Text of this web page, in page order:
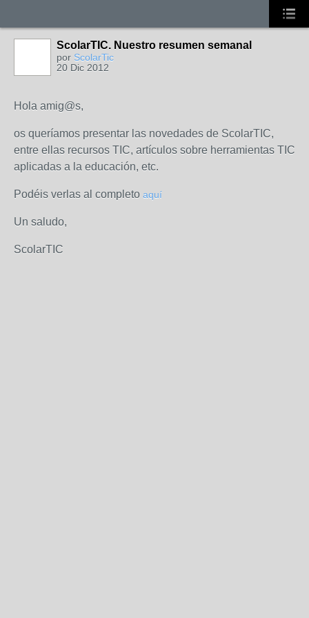
ScolarTIC. Nuestro resumen semanal
por ScolarTic
20 Dic 2012
Hola amig@s,
os queríamos presentar las novedades de ScolarTIC,
entre ellas recursos TIC, artículos sobre herramientas TIC
aplicadas a la educación, etc.
Podéis verlas al completo aquí
Un saludo,
ScolarTIC